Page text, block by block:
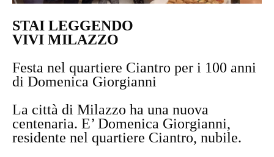
STAI LEGGENDO
VIVI MILAZZO
Festa nel quartiere Ciantro per i 100 anni
di Domenica Giorgianni
La città di Milazzo ha una nuova
centenaria. E’ Domenica Giorgianni,
residente nel quartiere Ciantro, nubile.